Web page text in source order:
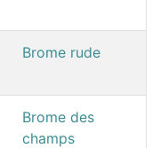
Brome rude
Brome des
champs